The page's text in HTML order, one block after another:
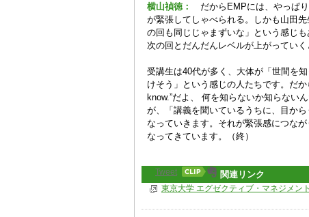
横山禎徳： だからEMPには、やっぱ
が緊張してしゃべられる。しかも山田
の回も同じじゃまずいな」という感じ
次の回とだんだんレベルが上がっていく
受講生は40代が多く、大体が「世間を
けそう」という感じの人たちです。だ
know.”だよ、 何を知らないか知らない
が、「講義を聞いているうちに、目か
なっていきます。それが緊張感につな
なってきています。（終）
Tweet 関連リンク
東京大学 エグゼクティブ・マネジメン